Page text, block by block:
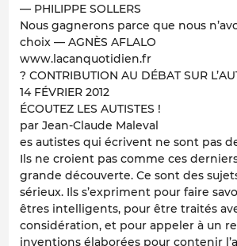
— PHILIPPE SOLLERS
Nous gagnerons parce que nous
choix — AGNÈS AFLALO
www.lacanquotidien.fr
? CONTRIBUTION AU DÉBAT SUR
14 FÉVRIER 2012
ÉCOUTEZ LES AUTISTES !
par Jean-Claude Maleval
es autistes qui écrivent ne sont pas
Ils ne croient pas comme ces
grande découverte. Ce sont des
sérieux. Ils s’expriment pour faire
êtres intelligents, pour être traités
considération, et pour appeler à un
inventions élaborées pour contenir